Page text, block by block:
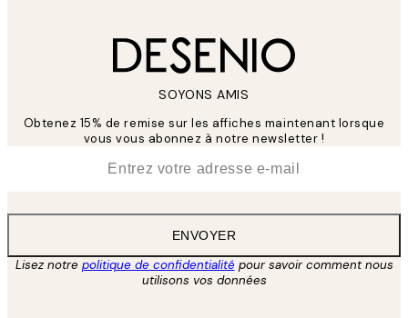
SOYONS AMIS
Obtenez 15% de remise sur les affiches maintenant lorsque
vous vous abonnez à notre newsletter !
ENVOYER
Lisez notre politique de confidentialitépour savoir comment nous
utilisons vos données